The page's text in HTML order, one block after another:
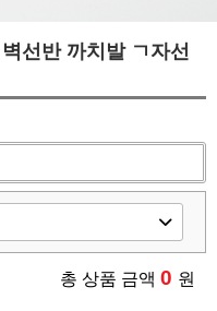
선반 까치발 ㄱ자선
총 상품 금액 0 원